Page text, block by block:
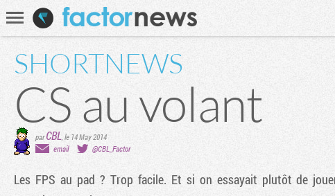
Recherche
SHORTNEWS
CS au volant
parCBL le 14 May 2014
email
@CBL_Factor
Les FPS au pad ? Trop facile. Et si on essayait plutôt de